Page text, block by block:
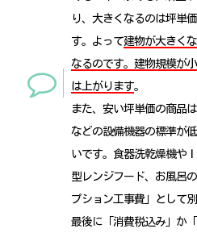
り、大きくなるのは坪単
す。よって建物が大きく
なるのです。建物規模が
は上がります。
また、安い坪単価の商品
などの設備機器の標準が
いです。食器洗乾燥機や
型レンジフード、お風呂
プション工事費」として
最後に「消費税込み」か